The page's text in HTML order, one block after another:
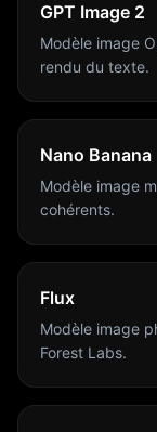
GPT Image 2
Modèle image
rendu du texte.
Nano Banana
Modèle image
cohérents.
Flux
Modèle image
Forest Labs.